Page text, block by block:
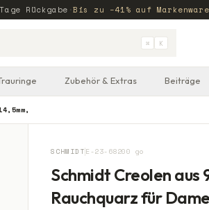
Rückgabe ·Bis zu −41% auf Markenware
⌘ K
Zubehör & Extras Beiträge
SCHMIDT E-23-68200 go
Schmidt Creolen
Rauchquarz für